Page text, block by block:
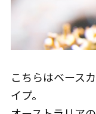
こちらはベース
イプ。